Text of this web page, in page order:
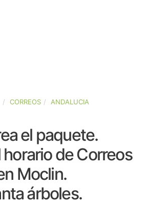
CORREOS ANDALUCIA
el paquete.
de Correos
Moclin.
árboles.